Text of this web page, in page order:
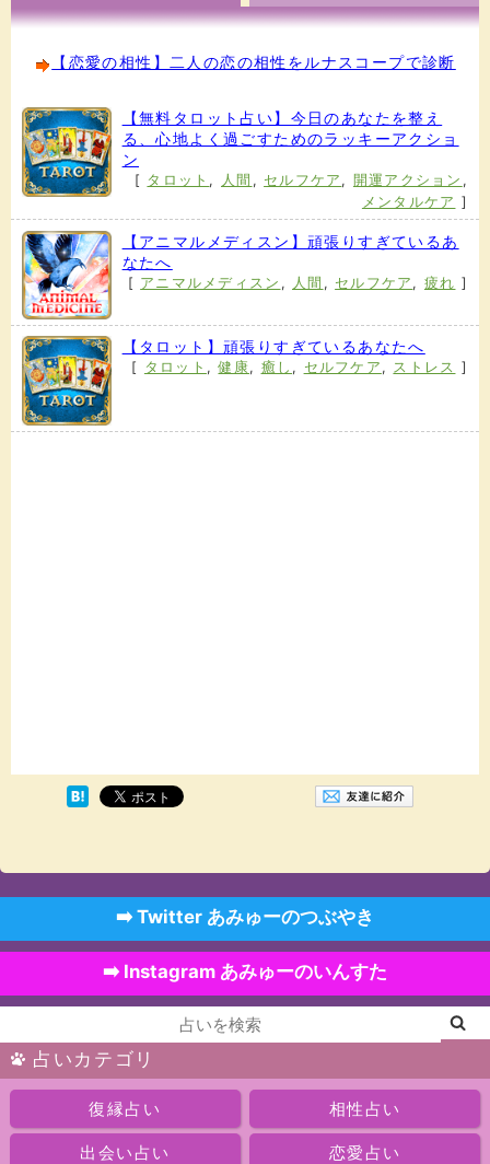
【恋愛の相性】二人の恋の相性をルナスコープで診断
【無料タロット占い】今日のあなたを整え
る、心地よく過ごすためのラッキーアクショ
ン
[ タロット , 人間 , セルフケア , 開運アクション ,
メンタルケア ]
【アニマルメディスン】頑張りすぎているあ
なたへ
[ アニマルメディスン , 人間 , セルフケア , 疲れ ]
【タロット】頑張りすぎているあなたへ
[ タロット ,健康, 癒し , セルフケア , ストレス ]
➡️ Twitter あみゅーのつぶやき
➡️ Instagram あみゅーのいんすた
占いカテゴリ
復縁占い 相性占い
出会い占い 恋愛占い